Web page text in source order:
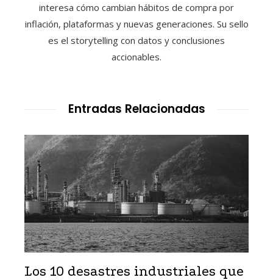
interesa cómo cambian hábitos de compra por
inflación, plataformas y nuevas generaciones. Su sello
es el storytelling con datos y conclusiones
accionables.
Entradas Relacionadas
Los 10 desastres industriales que